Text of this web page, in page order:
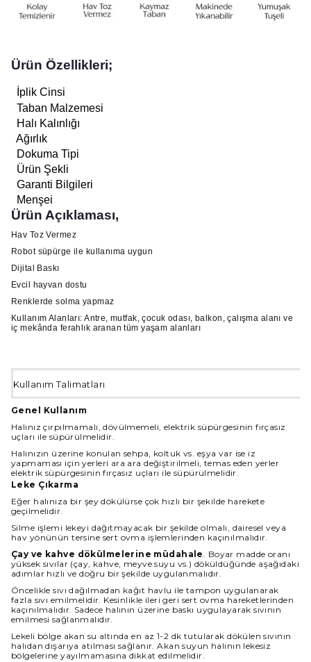
Ürün Özellikleri;
İplik Cinsi
Taban Malzemesi
Halı Kalınlığı
Ağırlık
Dokuma Tipi
Ürün Şekli
Garanti Bilgileri
Menşei
Ürün Açıklaması,
Hav Toz Vermez
Robot süpürge ile kullanıma uygun
Dijital Baskı
Evcil hayvan dostu
Renklerde solma yapmaz
Kullanım Alanları: Antre, mutfak, çocuk odası, balkon, çalışma alanı ve
iç mekânda ferahlık aranan tüm yaşam alanları
Kullanım Talimatları
Genel Kullanım
Halınız çırpılmamalı, dövülmemeli, elektrik süpürgesinin fırçasız
uçları ile süpürülmelidir.
Halınızın üzerine konulan sehpa, koltuk vs. eşya var ise iz
yapmaması için yerleri ara ara değiştirilmeli, temas eden yerler
elektrik süpürgesinin fırçasız uçları ile süpürülmelidir.
Leke Çıkarma
Eğer halınıza bir şey dökülürse çok hızlı bir şekilde harekete
geçilmelidir.
Silme işlemi lekeyi dağıtmayacak bir şekilde olmalı, dairesel veya
hav yönünün tersine sert ovma işlemlerinden kaçınılmalıdır.
Çay ve kahve dökülmelerine müdahale. Boyar madde oranı
yüksek sıvılar (çay, kahve, meyve suyu vs.) döküldüğünde aşağıdaki
adımlar hızlı ve doğru bir şekilde uygulanmalıdır.
Öncelikle sıvı dağılmadan kağıt havlu ile tampon uygulanarak
fazla sıvı emilmelidir. Kesinlikle ileri geri sert ovma hareketlerinden
kaçınılmalıdır. Sadece halının üzerine baskı uygulayarak sıvının
emilmesi sağlanmalıdır.
Lekeli bölge akan su altında en az 1-2 dk tutularak dökülen sıvının
halıdan dışarıya atılması sağlanır. Akan suyun halının lekesiz
bölgelerine yayılmamasına dikkat edilmelidir.